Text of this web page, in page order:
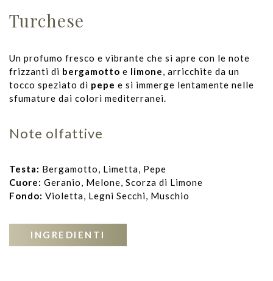
Turchese
Un profumo fresco e vibrante che si apre con le note
frizzanti di bergamotto e limone , arricchite da un
tocco speziato di pepe e si immerge lentamente nelle
sfumature dai colori mediterranei.
Note olfattive
Testa: Bergamotto, Limetta, Pepe
Cuore: Geranio, Melone, Scorza di Limone
Fondo: Violetta, Legni Secchi, Muschio
INGREDIENTI